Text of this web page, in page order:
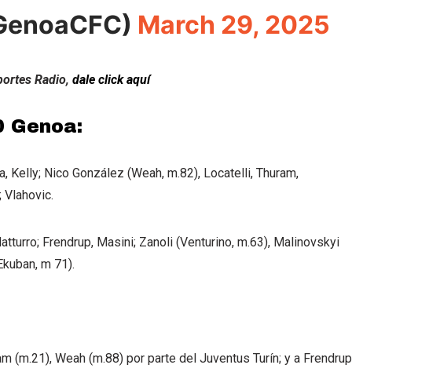
March 29, 2025
Radio, dale click aquí
Genoa:
Kelly; Nico González (Weah, m.82), Locatelli, Thuram,
Vlahovic.
Frendrup, Masini; Zanoli (Venturino, m.63), Malinovskyi
m 71).
(m.21), Weah (m.88) por parte del Juventus Turín; y a Frendrup